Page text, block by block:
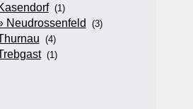
(1)
Neudrossenfeld (3)
(4)
(1)